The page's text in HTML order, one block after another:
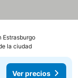
EstrasburgoVer precios
la ciudad
Ver precios